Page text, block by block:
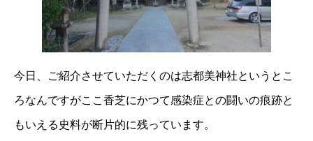
今日、ご紹介させていただくのは志都美神社というとこ
ろなんですがここ香芝にかつて感染症との闘いの痕跡と
もいえる史料が断片的に残っています。